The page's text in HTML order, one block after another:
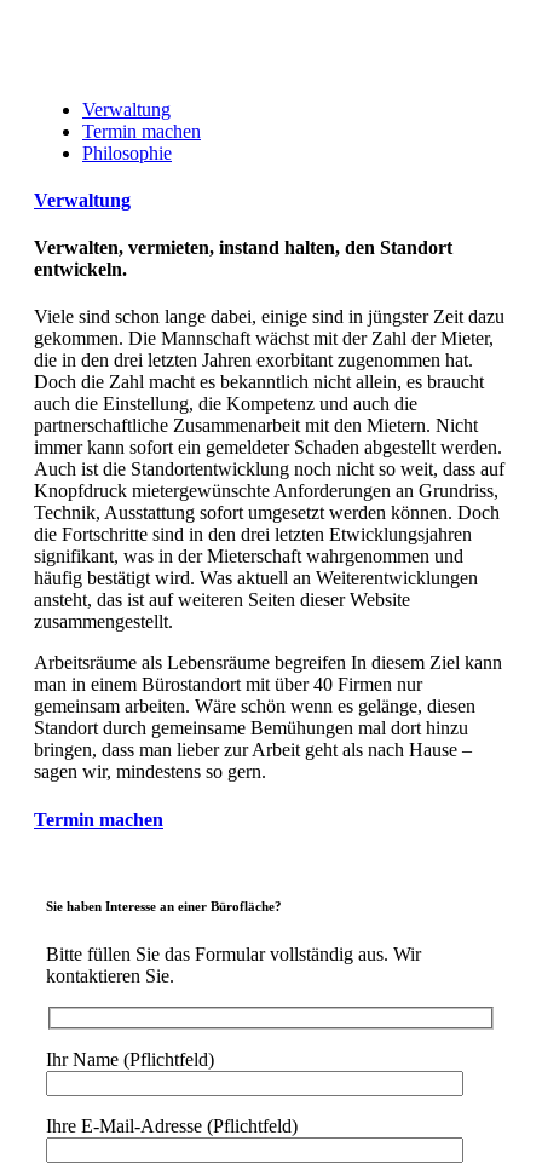
Verwaltung
Termin machen
Philosophie
Verwaltung
Verwalten, vermieten, instand halten, den Standort
entwickeln.
Viele sind schon lange dabei, einige sind in jüngster Zeit dazu
gekommen. Die Mannschaft wächst mit der Zahl der Mieter,
die in den drei letzten Jahren exorbitant zugenommen hat.
Doch die Zahl macht es bekanntlich nicht allein, es braucht
auch die Einstellung, die Kompetenz und auch die
partnerschaftliche Zusammenarbeit mit den Mietern. Nicht
immer kann sofort ein gemeldeter Schaden abgestellt werden.
Auch ist die Standortentwicklung noch nicht so weit, dass auf
Knopfdruck mietergewünschte Anforderungen an Grundriss,
Technik, Ausstattung sofort umgesetzt werden können. Doch
die Fortschritte sind in den drei letzten Etwicklungsjahren
signifikant, was in der Mieterschaft wahrgenommen und
häufig bestätigt wird. Was aktuell an Weiterentwicklungen
ansteht, das ist auf weiteren Seiten dieser Website
zusammengestellt.
Arbeitsräume als Lebensräume begreifen In diesem Ziel kann
man in einem Bürostandort mit über 40 Firmen nur
gemeinsam arbeiten. Wäre schön wenn es gelänge, diesen
Standort durch gemeinsame Bemühungen mal dort hinzu
bringen, dass man lieber zur Arbeit geht als nach Hause –
sagen wir, mindestens so gern.
Termin machen
Sie haben Interesse an einer Bürofläche?
Bitte füllen Sie das Formular vollständig aus. Wir
kontaktieren Sie.
Ihr Name (Pflichtfeld)
Ihre E-Mail-Adresse (Pflichtfeld)